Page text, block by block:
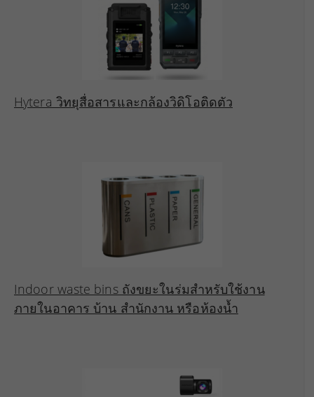
Hytera วิทยุสื่อสารและกล้องวิดิโอติดตัว
Indoor waste bins ถังขยะในร่มสำหรับใช้งาน
ภายในอาคาร บ้าน สำนักงาน หรือห้องน้ำ